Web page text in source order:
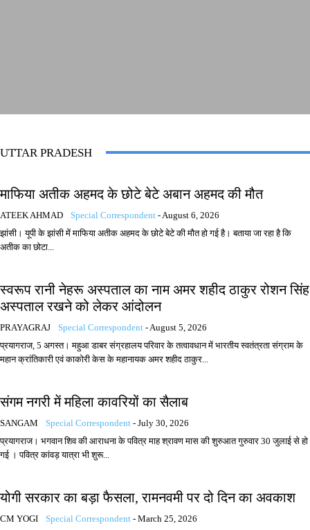
UTTAR PRADESH
माफिया अतीक अहमद के छोटे बेटे अबान अहमद की मौत
ATEEK AHMAD Special Correspondent - August 6, 2026
झांसी। यूपी के झांसी में माफिया अतीक अहमद के छोटे बेटे की मौत हो गई है। बताया जा रहा है कि
अतीक का छोटा...
स्वरूप रानी नेहरू अस्पताल का नाम अमर शहीद ठाकुर रोशन सिंह
अस्पताल रखने को लेकर आंदोलन
PRAYAGRAJ Special Correspondent - August 5, 2026
प्रयागराज, 5 अगस्त। महुआ डाबर संग्रहालय परिवार के तत्वावधान में भारतीय स्वतंत्रता संग्राम के
महान क्रांतिकारी एवं काकोरी केस के महानायक अमर शहीद ठाकुर...
संगम नगरी में महिला कावरियों का सैलाब
SANGAM Special Correspondent - July 30, 2026
प्रयागराज। भगवान शिव की आराधना के पवित्र माह श्रावण मास की शुरुआत गुरुवार 30 जुलाई से हो
गई । पवित्र कांवड़ यात्रा भी शुरू...
योगी सरकार का बड़ा फैसला, रामनवमी पर दो दिन का अवकाश
CM YOGI Special Correspondent - March 25, 2026